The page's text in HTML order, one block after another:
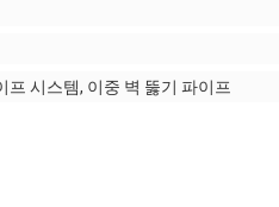
프 시스템, 이중 벽 뚫기 파이프